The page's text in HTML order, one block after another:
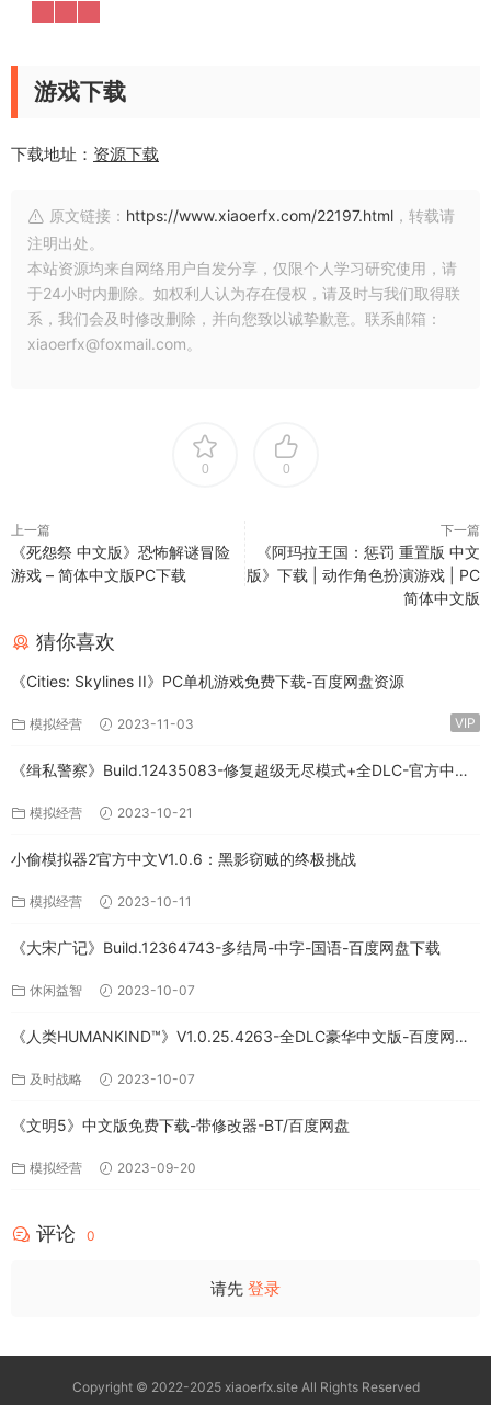
游戏下载
下载地址： 资源下载
原文链接： https://www.xiaoerfx.com/22197.html ，转载请
注明出处。
本站资源均来自网络用户自发分享，仅限个人学习研究使用，请
于24小时内删除。如权利人认为存在侵权，请及时与我们取得联
系，我们会及时修改删除，并向您致以诚挚歉意。联系邮箱：
xiaoerfx@foxmail.com。
0 0
上一篇
《死怨祭 中文版》恐怖解谜冒险
游戏 – 简体中文版PC下载
下一篇
《阿玛拉王国：惩罚 重置版 中文
版》下载 | 动作角色扮演游戏 | PC
简体中文版
猜你喜欢
《Cities: Skylines II》PC单机游戏免费下载-百度网盘资源
模拟经营 2023-11-03 VIP
《缉私警察》Build.12435083-修复超级无尽模式+全DLC-官方中文-
模拟经营 2023-10-21
小偷模拟器2官方中文V1.0.6：黑影窃贼的终极挑战
模拟经营 2023-10-11
《大宋广记》Build.12364743-多结局-中字-国语-百度网盘下载
休闲益智 2023-10-07
《人类HUMANKIND™》V1.0.25.4263-全DLC豪华中文版-百度网盘
及时战略 2023-10-07
《文明5》中文版免费下载-带修改器-BT/百度网盘
模拟经营 2023-09-20
评论 0
请先 登录
Copyright © 2022-2025 xiaoerfx.site All Rights Reserved